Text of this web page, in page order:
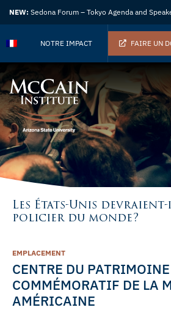
NEW: Sedona Forum – Tokyo Agenda and
NOTRE IMPACT FAIRE UN
Les États-Unis
policier du monde?
EMPLACEMENT
CENTRE DU PATRIMOINE
COMMÉMORATIF DE LA
AMÉRICAINE